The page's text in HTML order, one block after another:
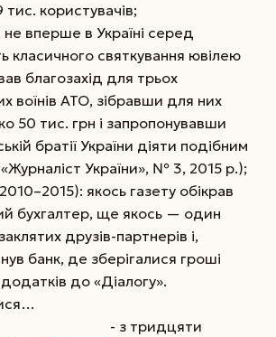
користувачів;
вперше в Україні серед
класичного святкування ювілею
благозахід для трьох
воїнів АТО, зібравши для них
50 тис. грн і запропонувавши
братії України діяти подібним
України», № 3, 2015 р.);
якось газету обікрав
бухгалтер, ще якось — один
друзів-партнерів і,
банк, де зберігалися гроші
до «Діалогу».
- з тридцяти